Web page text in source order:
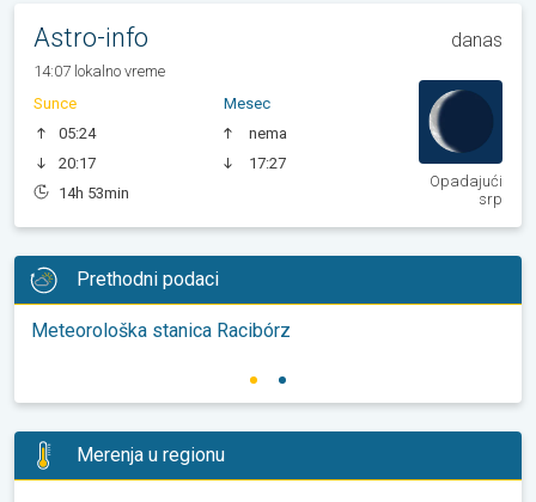
Astro-info danas
14:07 lokalno vreme
Sunce
05:24
20:17
14h 53min
Mesec
nema
17:27
Opadajući
srp
Prethodni podaci
Meteorološka stanica Racibórz
Merenja u regionu